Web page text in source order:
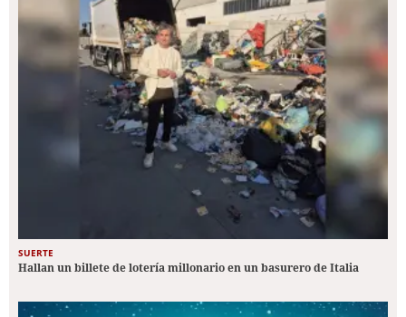
SUERTE
Hallan un billete de lotería millonario en un basurero de Italia